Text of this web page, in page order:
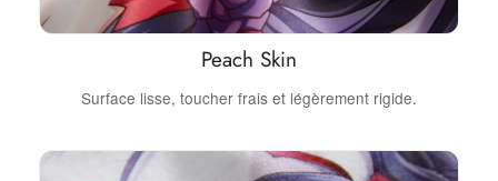
Peach Skin
Surface lisse, toucher frais et légèrement rigide.